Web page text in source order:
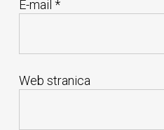
E-mail *
Web stranica